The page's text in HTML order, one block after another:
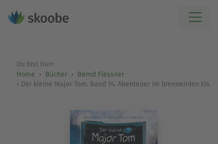
Du bist hier:
Home
Bücher
Bernd Flessner
Der kleine Major Tom. Band 14. Abenteuer im brennenden Eis